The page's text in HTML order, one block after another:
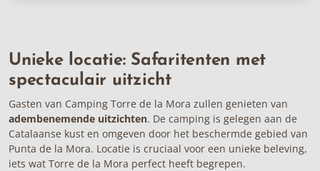
Unieke locatie: Safaritenten met
spectaculair uitzicht
Gasten van Camping Torre de la Mora zullen genieten van
adembenemende uitzichten. De camping is gelegen aan de
Catalaanse kust en omgeven door het beschermde gebied van
Punta de la Mora. Locatie is cruciaal voor een unieke beleving,
iets wat Torre de la Mora perfect heeft begrepen.